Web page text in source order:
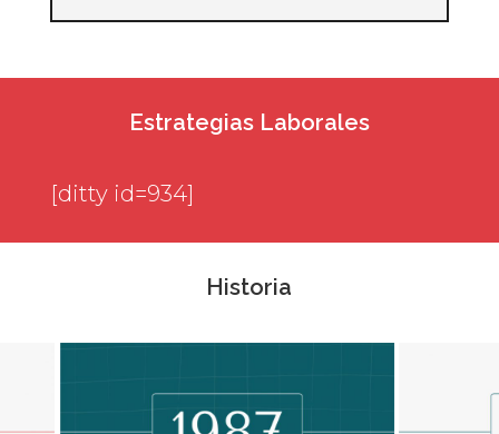
Estrategias Laborales
[ditty id=934]
Historia